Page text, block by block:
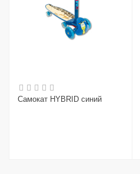
Самокат HYBRID синий